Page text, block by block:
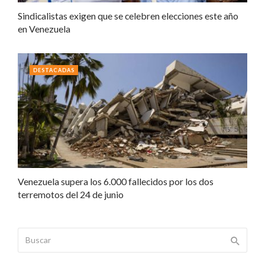
Sindicalistas exigen que se celebren elecciones este año
en Venezuela
Venezuela supera los 6.000 fallecidos por los dos
terremotos del 24 de junio
DESTACADAS